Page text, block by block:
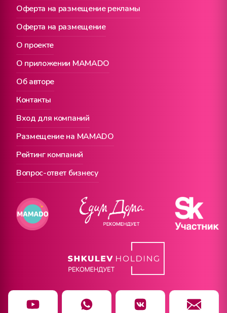
О проекте
Вход для компаний
О приложении MAMADO
Размещение на MAMADO
Оферта на размещение рекламы
Об авторе
Рейтинг компаний
Оферта на размещение
Контакты
Вопрос-ответ бизнесу